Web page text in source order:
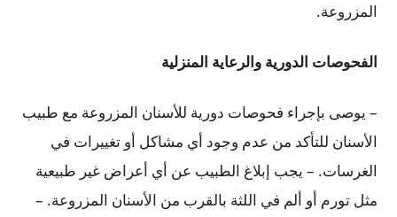
المزروعة.
الفحوصات الدورية والرعاية المنزلية
– يوصى بإجراء فحوصات دورية للأسنان المزروعة مع طبيب
الأسنان للتأكد من عدم وجود أي مشاكل أو تغييرات في
الغرسات. – يجب إبلاغ الطبيب عن أي أعراض غير طبيعية
مثل تورم أو ألم في اللثة بالقرب من الأسنان المزروعة. –